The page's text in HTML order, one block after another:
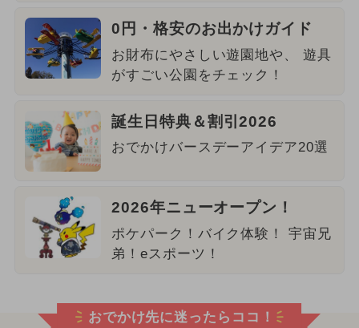
0円・格安のお出かけガイド
お財布にやさしい遊園地や、 遊具
がすごい公園をチェック！
誕生日特典＆割引2026
おでかけバースデーアイデア20選
2026年ニューオープン！
ポケパーク！バイク体験！ 宇宙兄
弟！eスポーツ！
おでかけ先に迷ったらココ！